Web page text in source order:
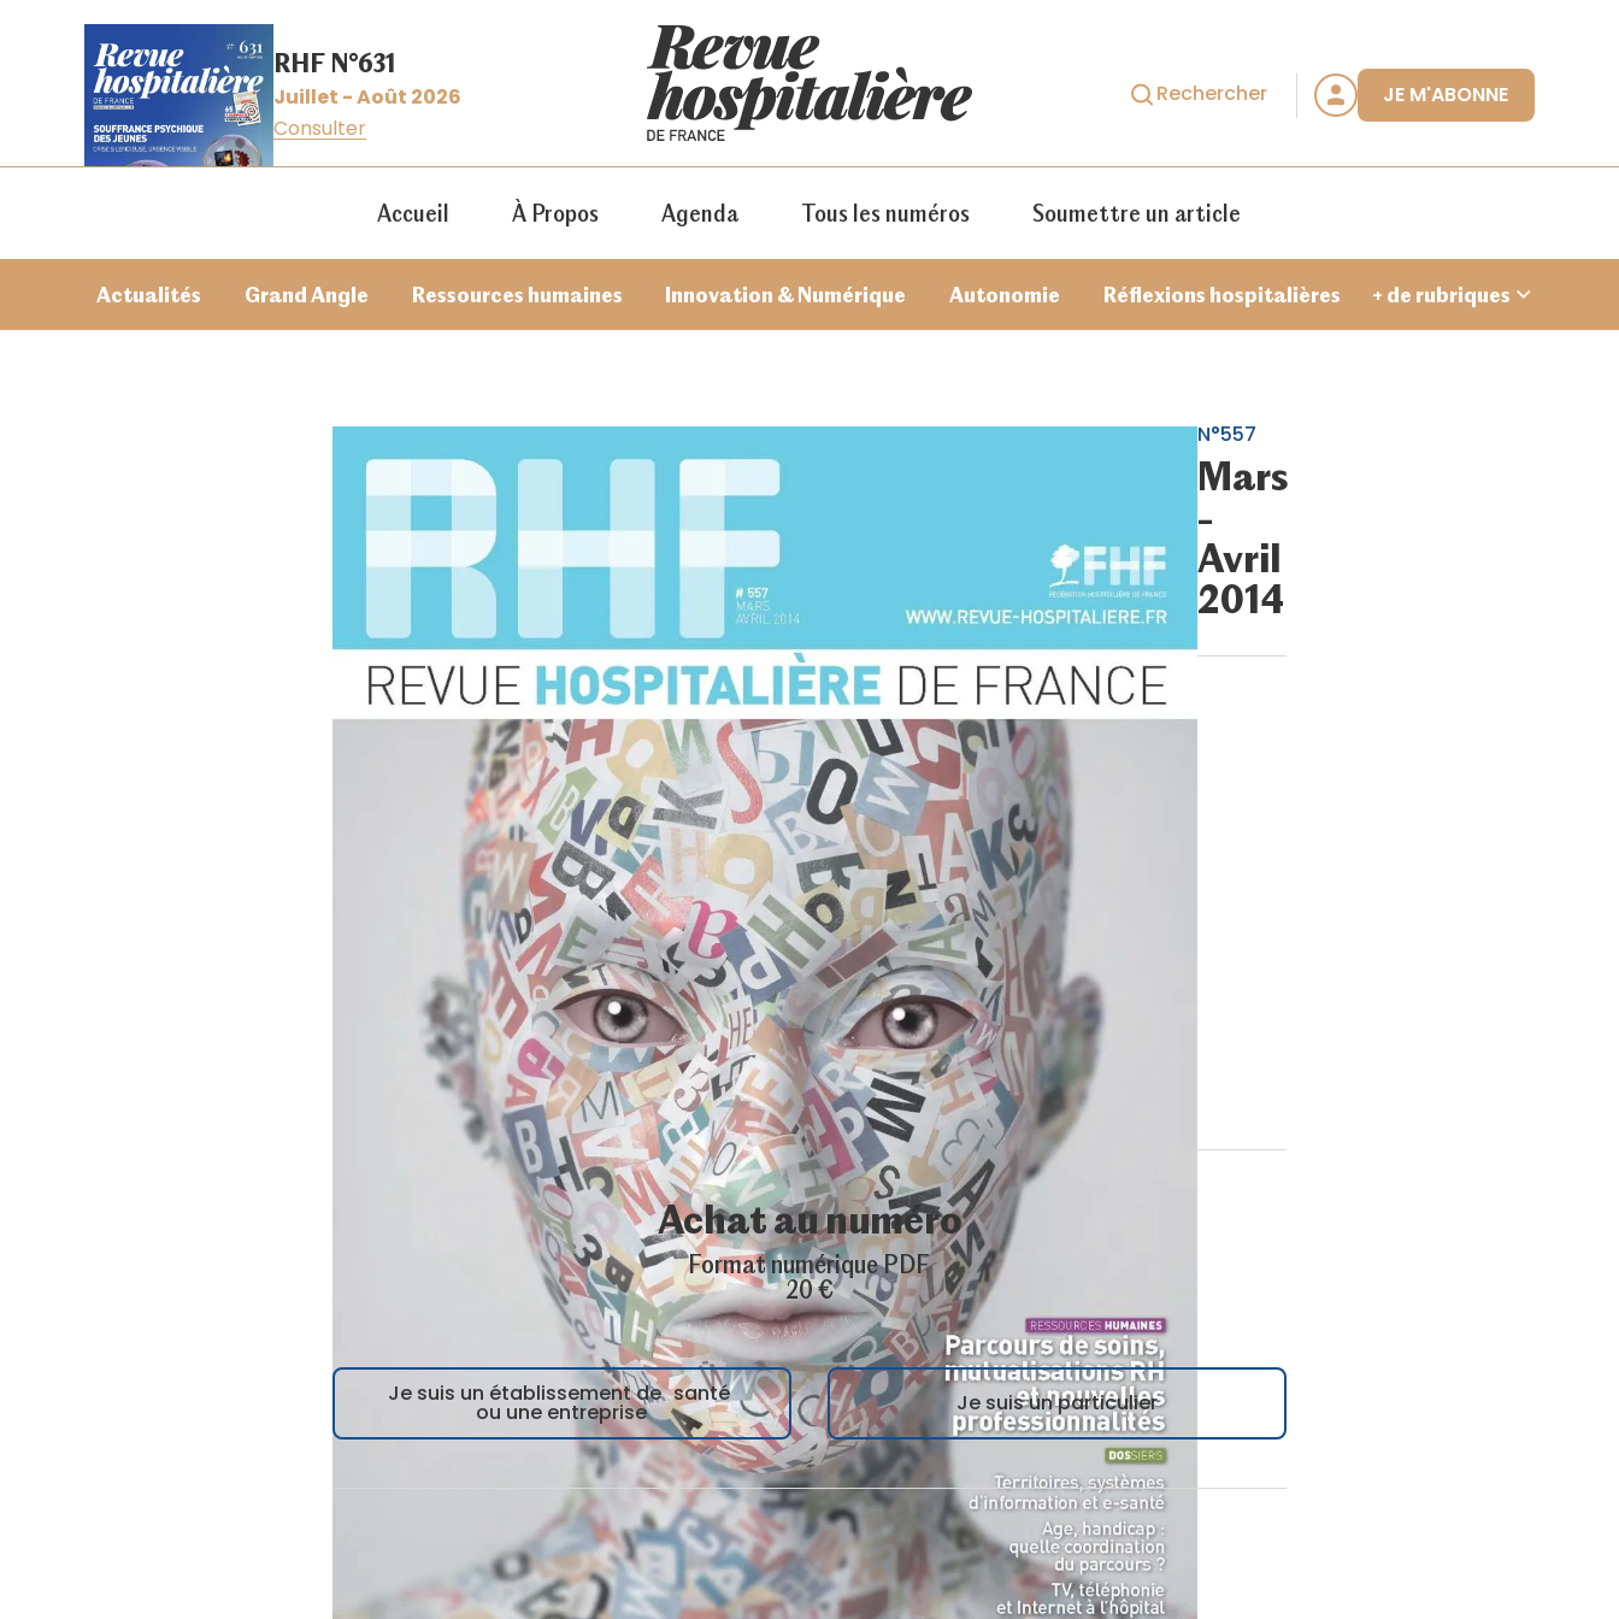
RHF N°631
Juillet - Août 2026
Consulter
Rechercher JE M'ABONNE
Accueil À Propos Agenda Tous les numéros Soumettre un article
Actualités Grand Angle Ressources humaines Innovation & Numérique Autonomie Réflexions hospitalières + de rubriques
Mot de passe oublié ?
Je crée un compte
N°557
Mars
-
Avril
2014
Achat au numéro
Format numérique PDF
20 €
Je suis un établissement de santé
ou une entreprise Je suis un particulier